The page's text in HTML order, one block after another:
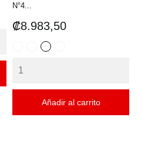
N°4...
Precio
₡8.983,50
BLANCO
AZUL
BLANCO
AMARILLO
Añadir al carrito